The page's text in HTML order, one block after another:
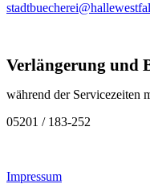
Verlängerung und
während der Servicezeiten
05201 / 183-252
Impressum